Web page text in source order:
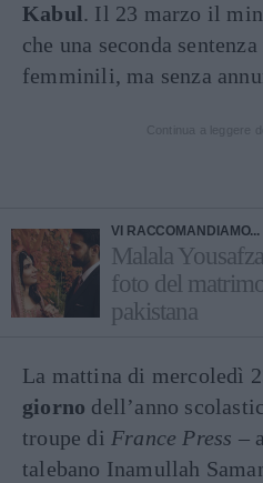
Kabul. Il 23 marzo il
che una seconda
femminili, ma senza
VI RACCOMANDIAMO...
Malala
foto del
pakistana
La mattina di mercoledì
giorno dell’anno
troupe di France Press –
talebano Inamullah